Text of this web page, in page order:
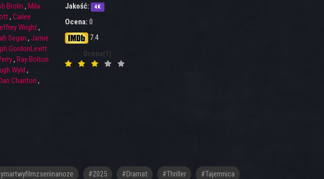
Brolin , Mila
, Cailee
Wright,
Segan , Jamie
GordonLevitt
, Ray Bolton
Wyld ,
Chariton ,
Jakość:
4K
Ocena: 0
7.4
Ocena(1)
#2025 #Dramat #Thriller #Tajemnica